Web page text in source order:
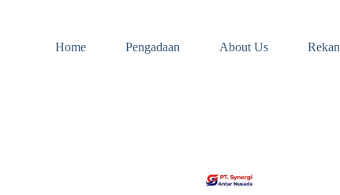
Home
Pengadaan About Us